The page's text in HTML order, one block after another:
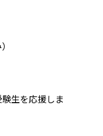
生を応援しま